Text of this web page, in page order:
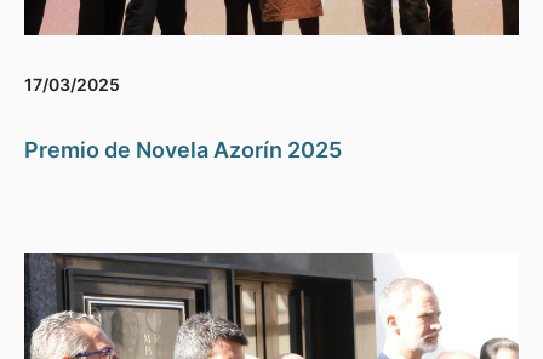
17/03/2025
Premio de Novela Azorín 2025